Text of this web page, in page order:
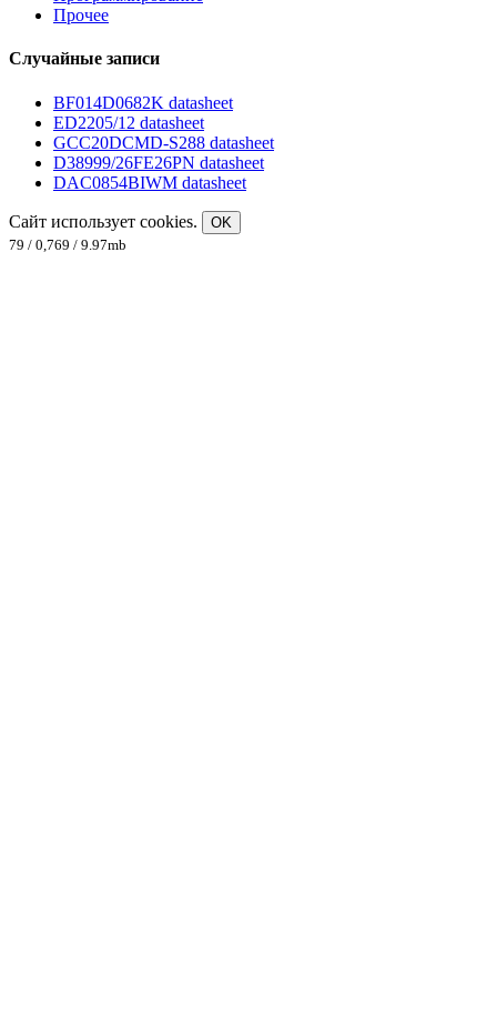
Прочее
Случайные записи
BF014D0682K datasheet
ED2205/12 datasheet
GCC20DCMD-S288 datasheet
D38999/26FE26PN datasheet
DAC0854BIWM datasheet
Сайт использует cookies.
OK
79 / 0,769 / 9.97mb